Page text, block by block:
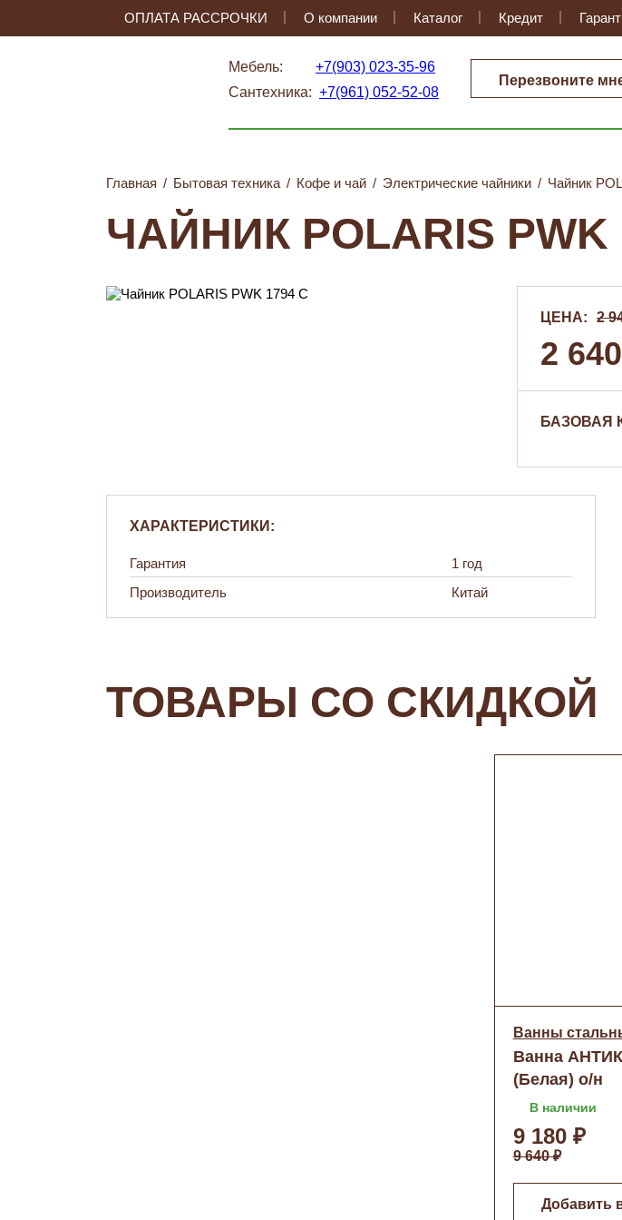
ОПЛАТА РАССРОЧКИ О компании Каталог Кредит
Мебель: +7(903) 023-35-96
Сантехника: +7(961) 052-52-08
Перезвоните
Главная / Бытовая техника / Кофе и чай / Электрические чайники / Чайник
ЧАЙНИК POLARIS PWK
ЦЕНА: 2
2
БАЗОВАЯ
ХАРАКТЕРИСТИКИ:
Гарантия
1 год
Производитель
Китай
ТОВАРЫ СО СКИДКОЙ
Ванны
Ванна
(Белая) о/н
В наличии
9 180 ₽
9 640 ₽
Добавить